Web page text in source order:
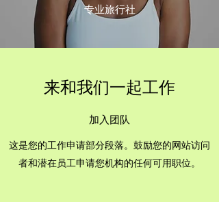
专业旅行社
来和我们一起工作
加入团队
这是您的工作申请部分段落。鼓励您的网站访问
者和潜在员工申请您机构的任何可用职位。